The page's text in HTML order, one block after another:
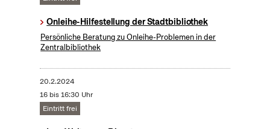
Onleihe-Hilfestellung der Stadtbibliothek
Persönliche Beratung zu Onleihe-Problemen in der
Zentralbibliothek
20.2.2024
16 bis 16:30 Uhr
Eintritt frei